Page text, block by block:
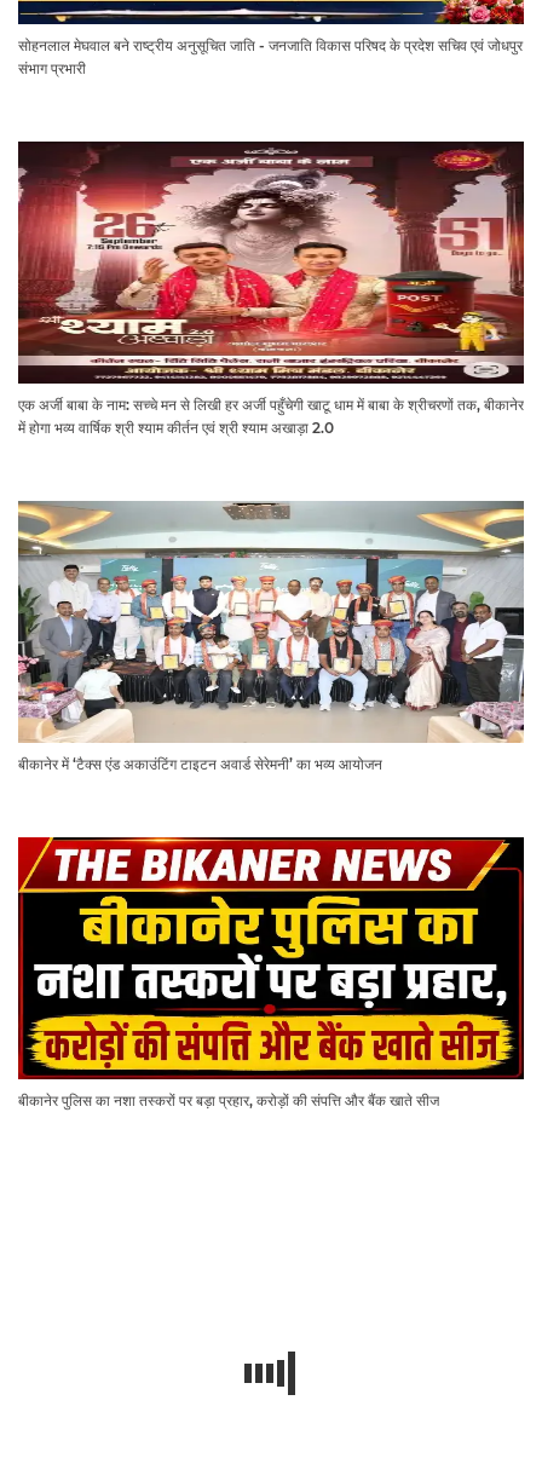
सोहनलाल मेघवाल बने राष्ट्रीय अनुसूचित जाति - जनजाति विकास परिषद के प्रदेश सचिव एवं जोधपुर
संभाग प्रभारी
एक अर्जी बाबा के नाम: सच्चे मन से लिखी हर अर्जी पहुँचेगी खाटू धाम में बाबा के श्रीचरणों तक, बीकानेर
में होगा भव्य वार्षिक श्री श्याम कीर्तन एवं श्री श्याम अखाड़ा 2.0
बीकानेर में ‘टैक्स एंड अकाउंटिंग टाइटन अवार्ड सेरेमनी’ का भव्य आयोजन
बीकानेर पुलिस का नशा तस्करों पर बड़ा प्रहार, करोड़ों की संपत्ति और बैंक खाते सीज